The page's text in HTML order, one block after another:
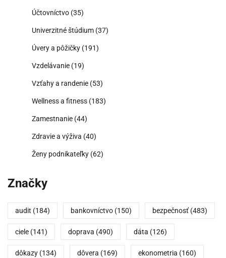
Účtovníctvo (35)
Univerzitné štúdium (37)
Úvery a pôžičky (191)
Vzdelávanie (19)
Vzťahy a randenie (53)
Wellness a fitness (183)
Zamestnanie (44)
Zdravie a výživa (40)
Ženy podnikateľky (62)
Značky
audit (184) bankovníctvo (150) bezpečnosť (483)
ciele (141) doprava (490) dáta (126)
dôkazy (134) dôvera (169) ekonometria (160)